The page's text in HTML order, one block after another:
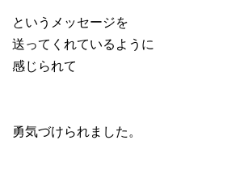
というメッセージを
送ってくれているように
感じられて
勇気づけられました。